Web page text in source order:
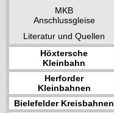
MKB
Anschlussgleise
Literatur und Quellen
Höxtersche
Kleinbahn
Herforder
Kleinbahnen
Bielefelder Kreisbahnen